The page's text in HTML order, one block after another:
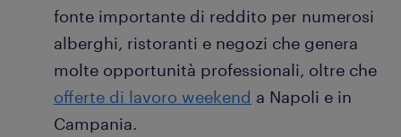
fonte importante di reddito per numerosi
alberghi, ristoranti e negozi che genera
molte opportunità professionali, oltre che
offerte di lavoro weekend a Napoli e in
Campania.